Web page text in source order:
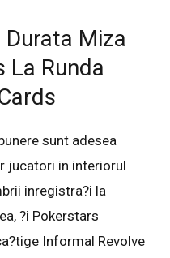
Durata Miza
La Runda
sunt adesea
jucatori in interiorul
inregistra?i la
?i Pokerstars
Informal Revolve